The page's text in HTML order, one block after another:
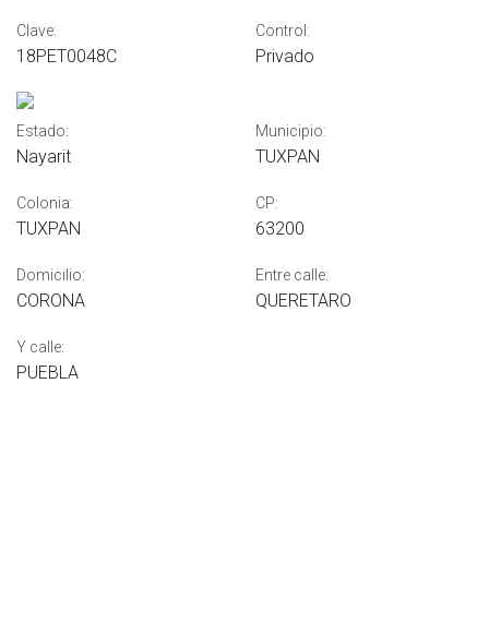
Clave:
18PET0048C
Control:
Privado
Estado:
Nayarit
Municipio:
TUXPAN
Colonia:
TUXPAN
CP:
63200
Domicilio:
CORONA
Entre calle:
QUERETARO
Y calle:
PUEBLA